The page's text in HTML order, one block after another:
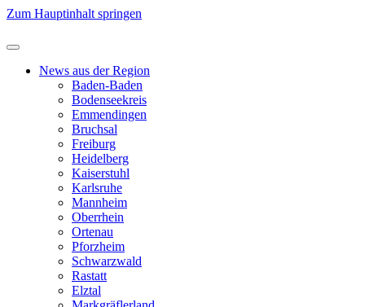
Zum Hauptinhalt springen
News aus der Region
Baden-Baden
Bodenseekreis
Emmendingen
Bruchsal
Freiburg
Heidelberg
Kaiserstuhl
Karlsruhe
Mannheim
Oberrhein
Ortenau
Pforzheim
Schwarzwald
Rastatt
Elztal